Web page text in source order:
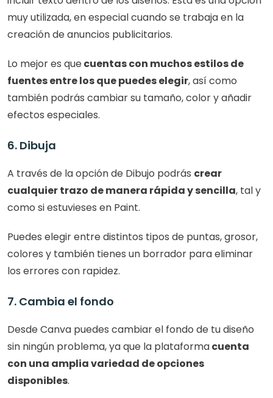
muy utilizada, en especial cuando se trabaja en la
creación de anuncios publicitarios.
Lo mejor es que cuentas con muchos estilos de
fuentes entre los que puedes elegir, así como
también podrás cambiar su tamaño, color y añadir
efectos especiales.
6. Dibuja
A través de la opción de Dibujo podrás crear
cualquier trazo de manera rápida y sencilla, tal y
como si estuvieses en Paint.
Puedes elegir entre distintos tipos de puntas, grosor,
colores y también tienes un borrador para eliminar
los errores con rapidez.
7. Cambia el fondo
Desde Canva puedes cambiar el fondo de tu diseño
sin ningún problema, ya que la plataforma cuenta
con una amplia variedad de opciones
disponibles.